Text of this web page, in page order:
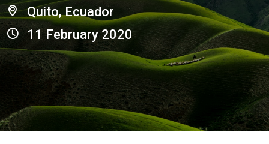
Quito, Ecuador
11 February 2020